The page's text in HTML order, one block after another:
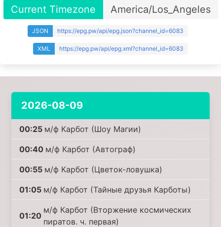
Current Timezone America/Los_Angeles
JSON https://epg.pw/api/epg.json?channel_id=6083
XML https://epg.pw/api/epg.xml?channel_id=6083
2026-08-09
00:25 м/ф Карбот (Шоу Магии)
00:40 м/ф Карбот (Автограф)
00:55 м/ф Карбот (Цветок-ловушка)
01:05 м/ф Карбот (Тайные друзья Карботы)
01:20
м/ф Карбот (Вторжение космических
пиратов. ч. первая)